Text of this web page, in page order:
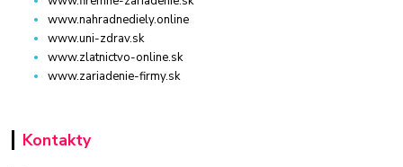
www.nahradnediely.online
www.uni-zdrav.sk
www.zlatnictvo-online.sk
www.zariadenie-firmy.sk
Kontakty